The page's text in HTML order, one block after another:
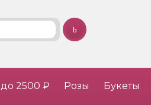
до 2500 ₽ Розы Букеты